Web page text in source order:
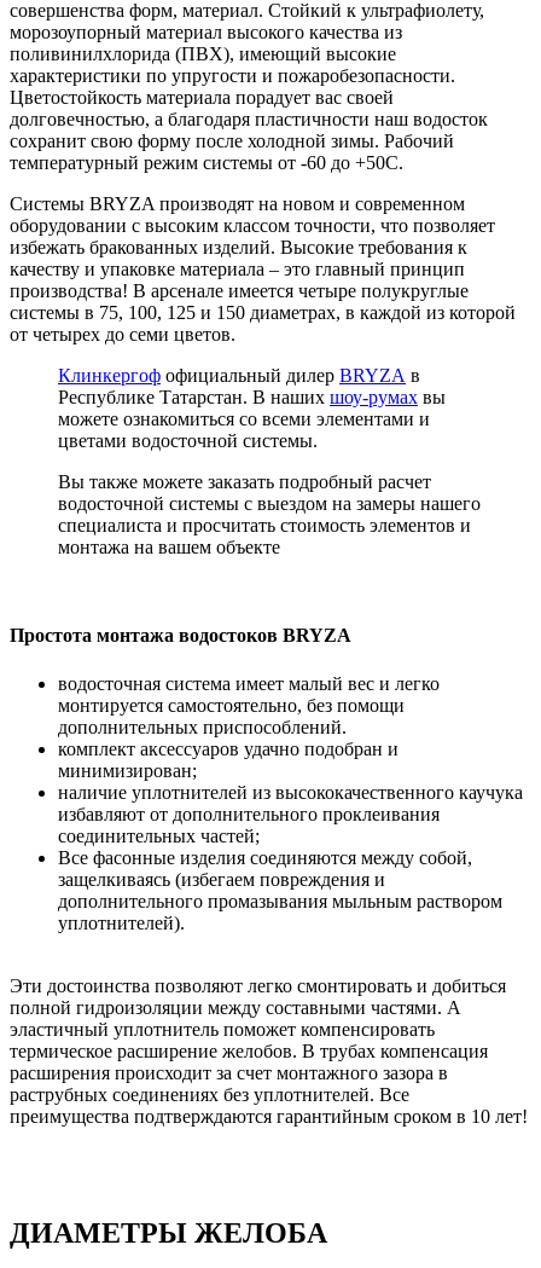
совершенства форм, материал. Стойкий к ультрафиолету,
морозоупорный материал высокого качества из
поливинилхлорида (ПВХ), имеющий высокие
характеристики по упругости и пожаробезопасности.
Цветостойкость материала порадует вас своей
долговечностью, а благодаря пластичности наш водосток
сохранит свою форму после холодной зимы. Рабочий
температурный режим системы от -60 до +50С.
Системы BRYZA производят на новом и современном
оборудовании с высоким классом точности, что позволяет
избежать бракованных изделий. Высокие требования к
качеству и упаковке материала – это главный принцип
производства! В арсенале имеется четыре полукруглые
системы в 75, 100, 125 и 150 диаметрах, в каждой из которой
от четырех до семи цветов.
Клинкергоф официальный дилер BRYZA в
Республике Татарстан. В наших шоу-румах вы
можете ознакомиться со всеми элементами и
цветами водосточной системы.
Вы также можете заказать подробный расчет
водосточной системы с выездом на замеры нашего
специалиста и просчитать стоимость элементов и
монтажа на вашем объекте
Простота монтажа водостоков BRYZA
водосточная система имеет малый вес и легко
монтируется самостоятельно, без помощи
дополнительных приспособлений.
комплект аксессуаров удачно подобран и
минимизирован;
наличие уплотнителей из высококачественного каучука
избавляют от дополнительного проклеивания
соединительных частей;
Все фасонные изделия соединяются между собой,
защелкиваясь (избегаем повреждения и
дополнительного промазывания мыльным раствором
уплотнителей).
Эти достоинства позволяют легко смонтировать и добиться
полной гидроизоляции между составными частями. А
эластичный уплотнитель поможет компенсировать
термическое расширение желобов. В трубах компенсация
расширения происходит за счет монтажного зазора в
раструбных соединениях без уплотнителей. Все
преимущества подтверждаются гарантийным сроком в 10 лет!
ДИАМЕТРЫ ЖЕЛОБА